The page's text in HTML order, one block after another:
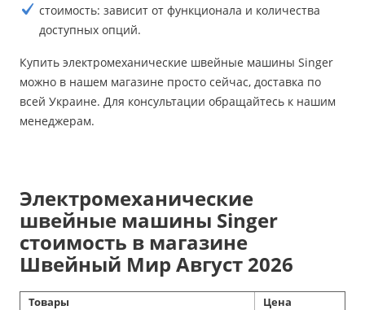
стоимость: зависит от функционала и количества
доступных опций.
Купить электромеханические швейные машины Singer
можно в нашем магазине просто сейчас, доставка по
всей Украине. Для консультации обращайтесь к нашим
менеджерам.
Электромеханические
швейные машины Singer
стоимость в магазине
Швейный Мир Август 2026
Товары
Цена